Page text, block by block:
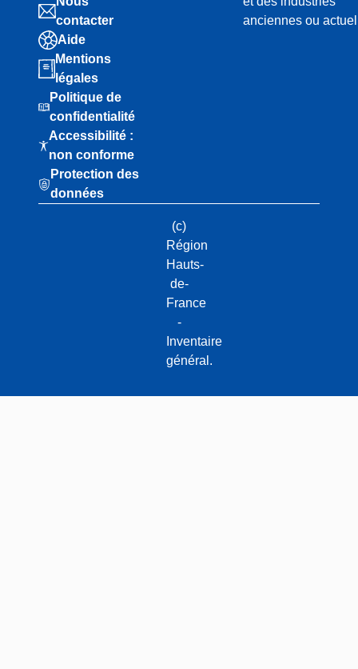
contacter
Aide
Mentions
légales
Politique de
confidentialité
Accessibilité :
non conforme
Protection des
données
anciennes ou
(c)
Région
Hauts-
de-
France
-
Inventaire
général.